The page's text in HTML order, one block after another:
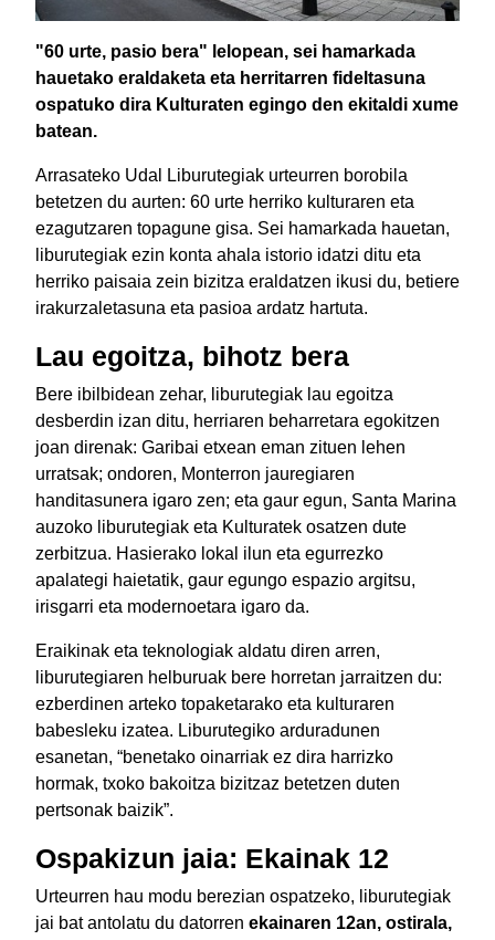
"60 urte, pasio bera" lelopean, sei hamarkada
hauetako eraldaketa eta herritarren fideltasuna
ospatuko dira Kulturaten egingo den ekitaldi xume
batean.
Arrasateko Udal Liburutegiak urteurren borobila
betetzen du aurten: 60 urte herriko kulturaren eta
ezagutzaren topagune gisa. Sei hamarkada hauetan,
liburutegiak ezin konta ahala istorio idatzi ditu eta
herriko paisaia zein bizitza eraldatzen ikusi du, betiere
irakurzaletasuna eta pasioa ardatz hartuta.
Lau egoitza, bihotz bera
Bere ibilbidean zehar, liburutegiak lau egoitza
desberdin izan ditu, herriaren beharretara egokitzen
joan direnak: Garibai etxean eman zituen lehen
urratsak; ondoren, Monterron jauregiaren
handitasunera igaro zen; eta gaur egun, Santa Marina
auzoko liburutegiak eta Kulturatek osatzen dute
zerbitzua. Hasierako lokal ilun eta egurrezko
apalategi haietatik, gaur egungo espazio argitsu,
irisgarri eta modernoetara igaro da.
Eraikinak eta teknologiak aldatu diren arren,
liburutegiaren helburuak bere horretan jarraitzen du:
ezberdinen arteko topaketarako eta kulturaren
babesleku izatea. Liburutegiko arduradunen
esanetan, “benetako oinarriak ez dira harrizko
hormak, txoko bakoitza bizitzaz betetzen duten
pertsonak baizik”.
Ospakizun jaia: Ekainak 12
Urteurren hau modu berezian ospatzeko, liburutegiak
jai bat antolatu du datorren ekainaren 12an, ostirala,